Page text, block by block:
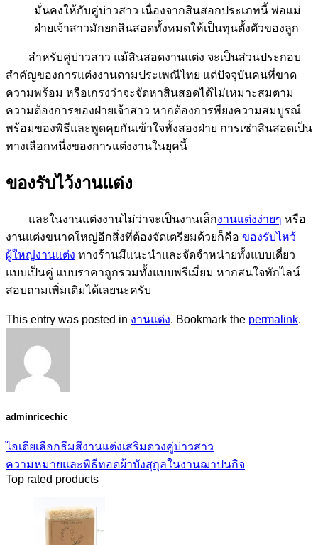
มั่นคงให้กับคู่บ่าวสาว เนื่องจากสินสอกประเภทนี้ พ่อแม่
ฝ่ายเจ้าสาวมักยกสินสอดทั้งหมดให้เป็นทุนตั้งตัวของลูก
สำหรับคู่บ่าวสาว แม้สินสอดงานแต่ง จะเป็นส่วนประกอบ
สำคัญของการแต่งงานตามประเพณีไทย แต่ปัจจุบันคนที่ขาด
ความพร้อม หรือเกรงว่าจะจัดหาสินสอดได้ไม่เหมาะสมตาม
ความต้องการของฝ่ายเจ้าสาว หากต้องการพียงความสมบูรณ์
พร้อมของพิธีและพูดคุยกันเข้าใจทั้งสองฝ่าย การเช่าสินสอดเป็น
ทางเลือกหนี่งของการแต่งงานในยุคนี้
ของรับไว้งานแต่ง
และในงานแต่งงานไม่ว่าจะเป็นงานเล็กงานแต่งง่ายๆ หรือ
งานแต่งขนาดใหญ่อีกสิ่งที่ต้องจัดเตรียมด้วยก็คือ ของรับไหว้
ผู้ใหญ่งานแต่ง ทางร้านมีแนะนำและจัดจำหน่ายทั้งแบบเดี่ยว
แบบเป็นคู่ แบบราคาถูกรวมทั้งแบบพรีเมี่ยม หากสนใจทักไลน์
สอบถามเพิ่มเติมได้เลยนะครับ
This entry was posted in งานแต่ง. Bookmark the permalink.
adminricechic
ไอเดียเลือกธีมสีงานแต่งเสริมดวงคู่บ่าวสาว
ความหมายและพิธีทอดผ้าบังสุกุลในงานฌาปนกิจ
Top rated products